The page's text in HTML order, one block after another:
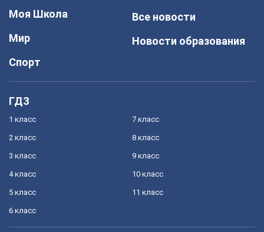
Моя Школа
Мир
Спорт
Все новости
Новости образования
ГДЗ
1 класс
2 класс
3 класс
4 класс
5 класс
6 класс
7 класс
8 класс
9 класс
10 класс
11 класс